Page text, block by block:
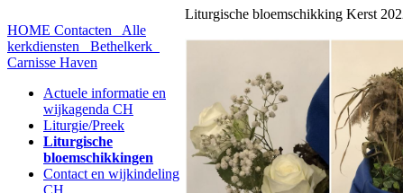
HOME Contacten
Alle
kerkdiensten
Bethelkerk
Carnisse Haven
Actuele informatie en
wijkagenda CH
Liturgie/Preek
Liturgische
bloemschikkingen
Contact en wijkindeling
CH
Liturgische bloemschikking Kerst